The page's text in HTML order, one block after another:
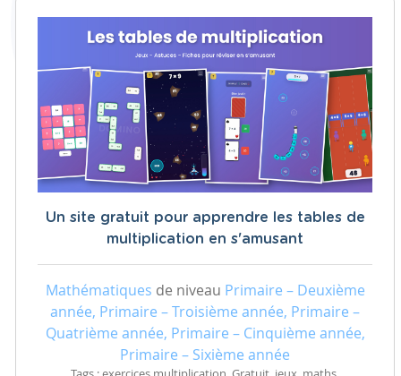
Un site gratuit pour apprendre les tables de
multiplication en s'amusant
Mathématiques de niveau Primaire – Deuxième
année, Primaire – Troisième année, Primaire –
Quatrième année, Primaire – Cinquième année,
Primaire – Sixième année